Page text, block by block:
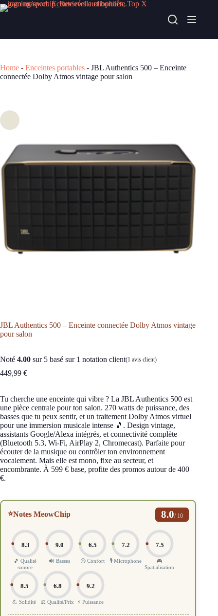
Passer
au
Acheter chez fnac
Home - Enceintes portables - JBL Authentics 500 – Enceinte
connectée Dolby Atmos vintage pour salon
JBL Authentics 500 – Enceinte connectée Dolby Atmos vintage
pour salon
Noté 4.00 sur 5 basé sur 1 notation client(1 avis client)
449,99 €
Tu cherche une enceinte qui vibre ? La JBL Authentics 500 est
une pièce centrale pour ton salon. 270 watts de puissance, des
basses que tu peux sentir, et un traitement Dolby Atmos virtuel
pour une immersion musicale intense 🎵. Design vintage,
assistants Google/Alexa intégrés, et connectivité complète
(Bluetooth 5.3, Wi-Fi, AirPlay 2, Chromecast). Parfaite pour
écouter de la musique ou contrôler ton environnement
vocalement. Mais elle est mono, fixe au secteur, et
encombrante. À 599 € base, profite des promos autour de 400
€.
⭐Notes MeowChip 8.0/ 10
8.3
🎵 Qualité
sonore
9.0
🔊 Basses
6.5
😌 Confort
7.2
🎙️ Microphone
7.5
🎮
Spatialisation
8.5
💪 Solidité
6.8
⚖️ Qualité/Prix
9.2
⚡ Puissance